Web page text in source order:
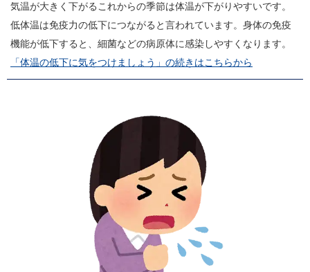
気温が大きく下がるこれからの季節は体温が下がりやすいです。
低体温は免疫力の低下につながると言われています。身体の免疫
機能が低下すると、細菌などの病原体に感染しやすくなります。
「体温の低下に気をつけましょう」の続きはこちらから